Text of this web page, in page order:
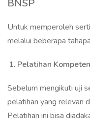
BNSP
Untuk memperoleh
melalui beberapa
Pelatihan
Sebelum mengikuti uji
pelatihan yang relevan
Pelatihan ini bisa